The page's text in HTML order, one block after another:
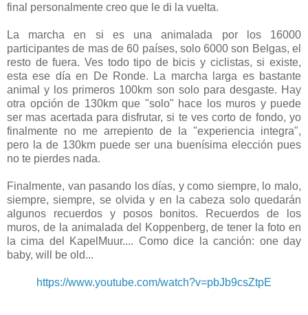
final personalmente creo que le di la vuelta.
La marcha en si es una animalada por los 16000
participantes de mas de 60 países, solo 6000 son Belgas, el
resto de fuera. Ves todo tipo de bicis y ciclistas, si existe,
esta ese día en De Ronde. La marcha larga es bastante
animal y los primeros 100km son solo para desgaste. Hay
otra opción de 130km que "solo" hace los muros y puede
ser mas acertada para disfrutar, si te ves corto de fondo, yo
finalmente no me arrepiento de la "experiencia integra",
pero la de 130km puede ser una buenísima elección pues
no te pierdes nada.
Finalmente, van pasando los días, y como siempre, lo malo,
siempre, siempre, se olvida y en la cabeza solo quedarán
algunos recuerdos y posos bonitos. Recuerdos de los
muros, de la animalada del Koppenberg, de tener la foto en
la cima del KapelMuur.... Como dice la canción: one day
baby, will be old...
https://www.youtube.com/watch?v=pbJb9csZtpE